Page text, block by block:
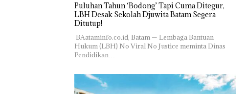
Puluhan Tahun ‘Bodong’ Tapi Cuma Ditegur,
LBH Desak Sekolah Djuwita Batam Segera
Ditutup!
‎ ‎BAataminfo.co.id, Batam — Lembaga Bantuan
Hukum (LBH) No Viral No Justice meminta Dinas
Pendidikan…